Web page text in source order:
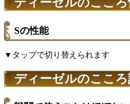
Sの性能
▼タップで切り替えられます
ディーゼルのこころ